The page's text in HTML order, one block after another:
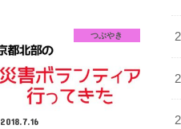
つぶやき
2018.7.16